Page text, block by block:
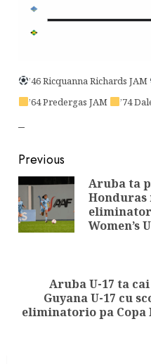
’46 Ricquanna Richards JAM
’64 Predergas JAM
’74
–
Previous
Aruba ta
Honduras
Women’s
Aruba U-17 ta
Guyana U-17 cu
eliminatorio pa Copa